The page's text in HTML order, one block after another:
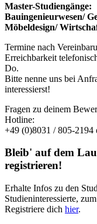
Master-Studiengänge:
Bauingenieurwesen/
Möbeldesign/
Termine nach
Erreichbarkeit
Do.
Bitte nenne uns bei
interessierst!
Fragen zu deinem
Hotline:
+49 (0)8031 / 805-2194
Bleib' auf dem
registrieren!
Erhalte Infos zu den
Studieninteressierte,
Registriere dich hier.